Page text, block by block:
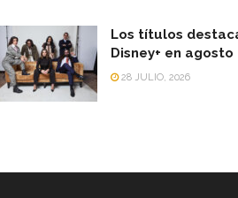
Los títulos
Disney+ en agosto
28 JULIO, 2026